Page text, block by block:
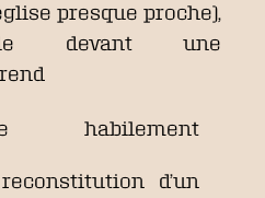
presque proche),
devant une
habilement
d’un